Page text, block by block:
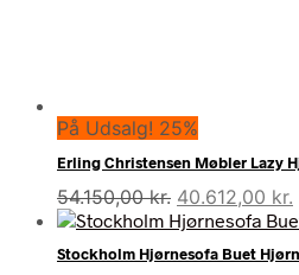
På Udsalg! 25%
Erling Christensen Møbler Lazy
54.150,00kr. Den
oprindelige
pris
var:
40.612,00 kr.
Stockholm Hjørnesofa Buet